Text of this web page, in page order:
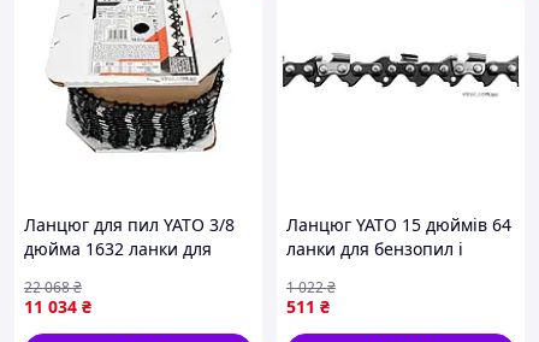
Ланцюг для пил YATO 3/8
дюйма 1632 ланки для
електричних пил
знижений рівень вібрацій
11 034 ₴
22 068₴
Ланцюг YATO 15 дюймів 64
ланки для бензопил і
різання з автоматичним
змащенням
511 ₴
1 022₴